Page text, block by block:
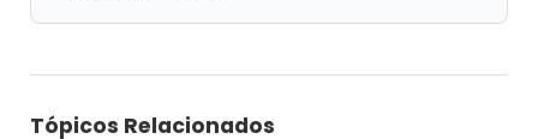
Tópicos Relacionados